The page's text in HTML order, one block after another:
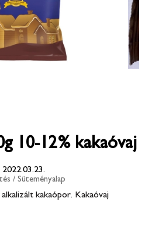
10-12% kakaóvaj
/ Süteményalap
kakaópor. Kakaóvaj